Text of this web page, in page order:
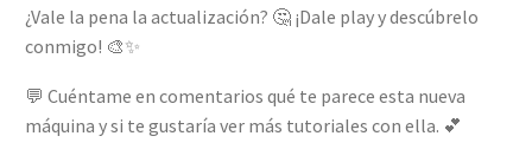
¿Vale la pena la actualización? 🤔 ¡Dale play y descúbrelo
conmigo! 🎨✨
💬 Cuéntame en comentarios qué te parece esta nueva
máquina y si te gustaría ver más tutoriales con ella. 💕